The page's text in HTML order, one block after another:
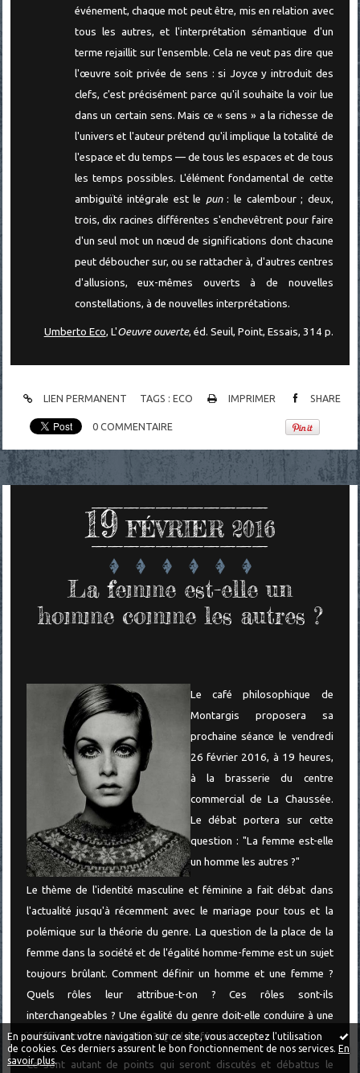
En poursuivant votre navigation sur ce site, vous acceptez l'utilisation
de cookies. Ces derniers assurent le bon fonctionnement de nos services. En
savoir plus.
événement, chaque mot peut être, mis en relation avec
tous les autres, et l'interprétation sémantique d'un
terme rejaillit sur l'ensemble. Cela ne veut pas dire que
l'œuvre soit privée de sens : si Joyce y introduit des
clefs, c'est précisément parce qu'il souhaite la voir lue
dans un certain sens. Mais ce « sens » a la richesse de
l'univers et l'auteur prétend qu'il implique la totalité de
l'espace et du temps — de tous les espaces et de tous
les temps possibles. L'élément fondamental de cette
ambiguïté intégrale est le pun: le calembour ; deux,
trois, dix racines différentes s'enchevêtrent pour faire
d'un seul mot un nœud de significations dont chacune
peut déboucher sur, ou se rattacher à, d'autres centres
d'allusions, eux-mêmes ouverts à de nouvelles
constellations, à de nouvelles interprétations.
Umberto Eco, L'Oeuvre ouverte, éd. Seuil, Point, Essais, 314 p.
LIEN PERMANENT TAGS : ECO IMPRIMER SHARE
0 COMMENTAIRE
19 FÉVRIER 2016
La femme est-elle un
homme comme les autres ?
Le café philosophique de
Montargis proposera sa
prochaine séance le vendredi
26 février 2016, à 19 heures,
à la brasserie du centre
commercial de La Chaussée.
Le débat portera sur cette
question : "La femme est-elle
un homme les autres ?"
Le thème de l'identité masculine et féminine a fait débat dans
l'actualité jusqu'à récemment avec le mariage pour tous et la
polémique sur la théorie du genre. La question de la place de la
femme dans la société et de l'égalité homme-femme est un sujet
toujours brûlant. Comment définir un homme et une femme ?
Quels rôles leur attribue-t-on ? Ces rôles sont-ils
interchangeables ? Une égalité du genre doit-elle conduire à une
indifférenciation des rôles ? Quid du féminisme ?
Ce sont autant de points qui seront discutés et débattus le